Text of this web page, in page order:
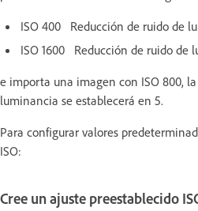
ISO 400 Reducción de ruido de
ISO 1600 Reducción de ruido de
e importa una imagen con ISO 800,
luminancia se establecerá en 5.
Para configurar valores
ISO:
Cree un ajuste preestablecido